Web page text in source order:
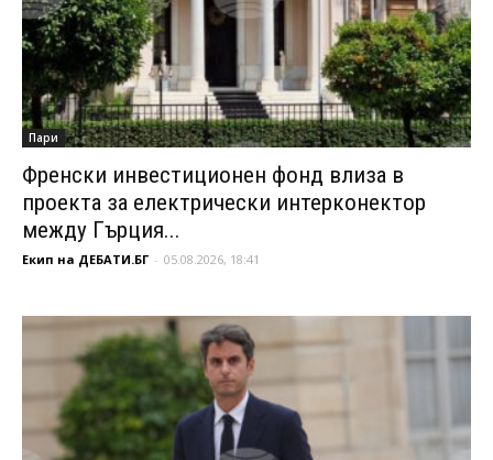
Пари
Френски инвестиционен фонд влиза в
проекта за електрически интерконектор
между Гърция...
Екип на ДЕБАТИ.БГ - 05.08.2026, 18:41